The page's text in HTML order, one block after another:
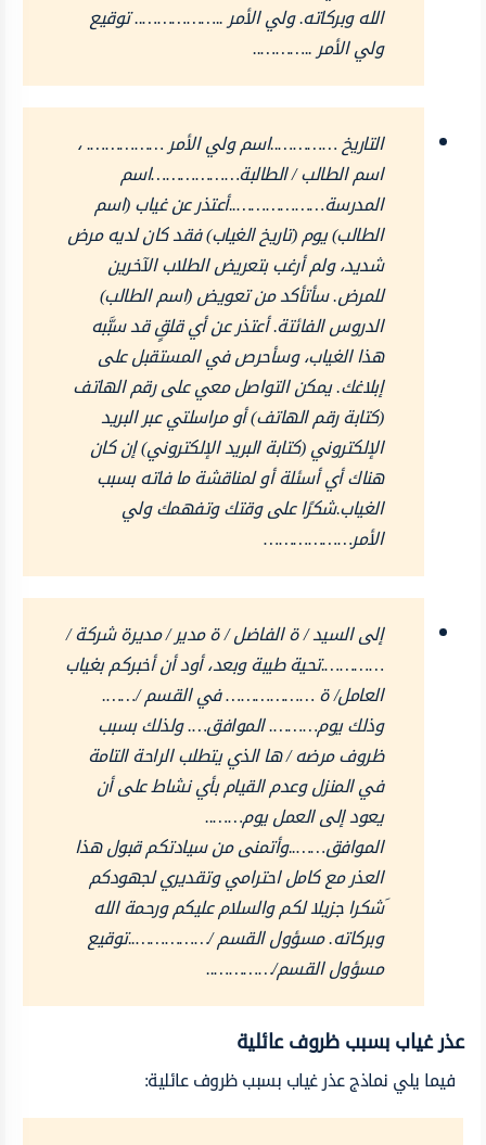
الله وبركاته. ولي الأمر ..…………….. توقيع
ولي الأمر ..………..
التاريخ …………..اسم ولي الأمر ……………. ،
اسم الطالب / الطالبة………………اسم
المدرسة………………..أعتذر عن غياب (اسم
الطالب) يوم (تاريخ الغياب) فقد كان لديه مرض
شديد، ولم أرغب بتعريض الطلاب الآخرين
للمرض. سأتأكد من تعويض (اسم الطالب)
الدروس الفائتة. أعتذر عن أي قلقٍ قد سبَّبه
هذا الغياب، وسأحرص في المستقبل على
إبلاغك. يمكن التواصل معي على رقم الهاتف
(كتابة رقم الهاتف) أو مراسلتي عبر البريد
الإلكتروني (كتابة البريد الإلكتروني) إن كان
هناك أي أسئلة أو لمناقشة ما فاته بسبب
الغياب.شكرًا على وقتك وتفهمك ولي
الأمر………………
إلى السيد / ة الفاضل / ة مدير / مديرة شركة /
………….تحية طيبة وبعد، أود أن أخبركم بغياب
العامل/ ة ……………… في القسم /…….
وذلك يوم………. الموافق…. ولذلك بسبب
ظروف مرضه / ها الذي يتطلب الراحة التامة
في المنزل وعدم القيام بأي نشاط على أن
يعود إلى العمل يوم……..
الموافق……..وأتمنى من سيادتكم قبول هذا
العذر مع كامل احترامي وتقديري لجهودكم
َشكرا جزيلا لكم والسلام عليكم ورحمة الله
وبركاته. مسؤول القسم /……………..توقيع
مسؤول القسم/…………..
عذر غياب بسبب ظروف عائلية
فيما يلي نماذج عذر غياب بسبب ظروف عائلية: